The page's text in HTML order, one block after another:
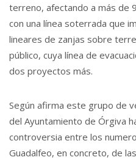
terreno, afectando a más de
con una línea soterrada que
lineares de zanjas sobre
público, cuya línea de
dos proyectos más.
Según afirma este grupo de
del Ayuntamiento de Órgiva
controversia entre los
Guadalfeo, en concreto, de